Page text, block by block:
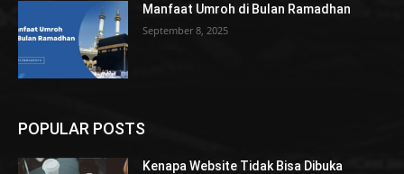
Manfaat Umroh di Bulan Ramadhan
September 8, 2025
POPULAR POSTS
Kenapa Website Tidak Bisa Dibuka